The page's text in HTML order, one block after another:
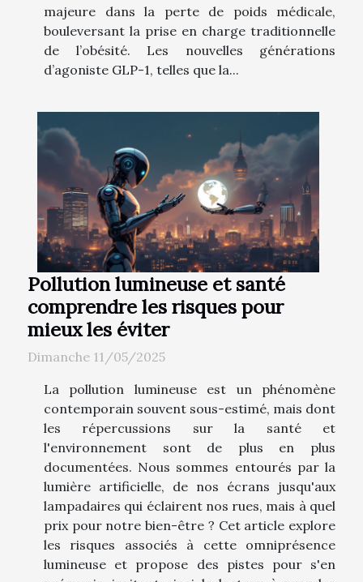
majeure dans la perte de poids médicale,
bouleversant la prise en charge traditionnelle
de l’obésité. Les nouvelles générations
d’agoniste GLP-1, telles que la...
Pollution lumineuse et santé
comprendre les risques pour
mieux les éviter
Dimanche 11/05/2025
La pollution lumineuse est un phénomène
contemporain souvent sous-estimé, mais dont
les répercussions sur la santé et
l'environnement sont de plus en plus
documentées. Nous sommes entourés par la
lumière artificielle, de nos écrans jusqu'aux
lampadaires qui éclairent nos rues, mais à quel
prix pour notre bien-être ? Cet article explore
les risques associés à cette omniprésence
lumineuse et propose des pistes pour s'en